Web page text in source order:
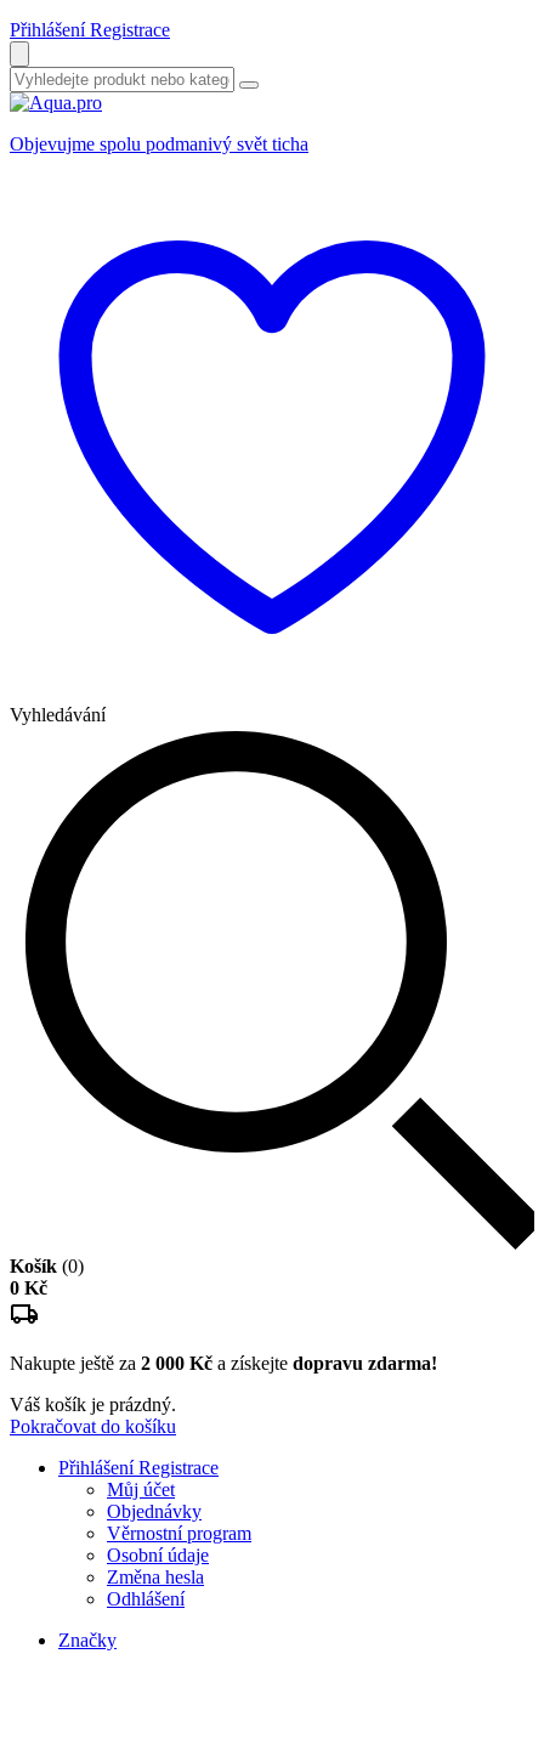
PřihlášeníRegistrace
Objevujme spolu podmanivý svět ticha
Vyhledávání
Košík (0)
0 Kč
Nakupte ještě za 2 000 Kč a získejte dopravu zdarma!
Váš košík je prázdný.
Pokračovat do košíku
PřihlášeníRegistrace
Můj účet
Objednávky
Věrnostní program
Osobní údaje
Změna hesla
Odhlášení
Značky